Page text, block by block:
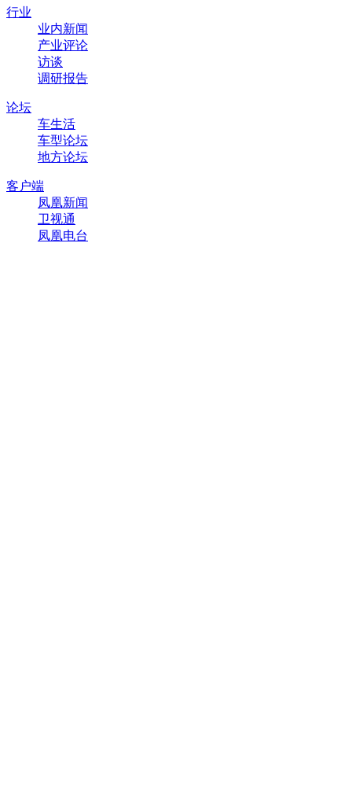
行业
业内新闻
产业评论
访谈
调研报告
论坛
车生活
车型论坛
地方论坛
客户端
凤凰新闻
卫视通
凤凰电台